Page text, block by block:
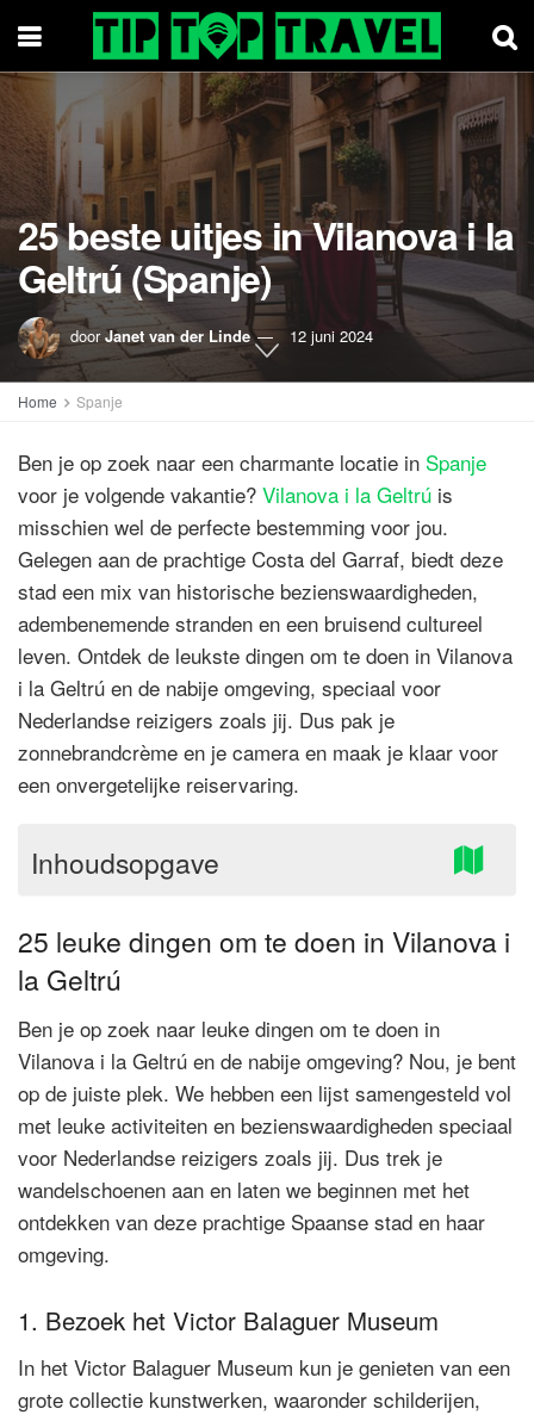
25 beste uitjes in Vilanova i la
Geltrú (Spanje)
door Janet van der Linde 12 juni 2024
Home Spanje
Ben je op zoek naar een charmante locatie in Spanje
voor je volgende vakantie? Vilanova i la Geltrú is
misschien wel de perfecte bestemming voor jou.
Gelegen aan de prachtige Costa del Garraf, biedt deze
stad een mix van historische bezienswaardigheden,
adembenemende stranden en een bruisend cultureel
leven. Ontdek de leukste dingen om te doen in Vilanova
i la Geltrú en de nabije omgeving, speciaal voor
Nederlandse reizigers zoals jij. Dus pak je
zonnebrandcrème en je camera en maak je klaar voor
een onvergetelijke reiservaring.
Inhoudsopgave
25 leuke dingen om te doen in Vilanova i
la Geltrú
Ben je op zoek naar leuke dingen om te doen in
Vilanova i la Geltrú en de nabije omgeving? Nou, je bent
op de juiste plek. We hebben een lijst samengesteld vol
met leuke activiteiten en bezienswaardigheden speciaal
voor Nederlandse reizigers zoals jij. Dus trek je
wandelschoenen aan en laten we beginnen met het
ontdekken van deze prachtige Spaanse stad en haar
omgeving.
1. Bezoek het Victor Balaguer Museum
In het Victor Balaguer Museum kun je genieten van een
grote collectie kunstwerken, waaronder schilderijen,